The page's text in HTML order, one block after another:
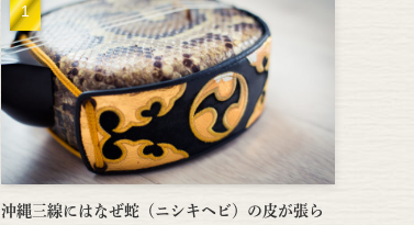
沖縄三線にはなぜ蛇（ニシキヘビ）の皮が張ら